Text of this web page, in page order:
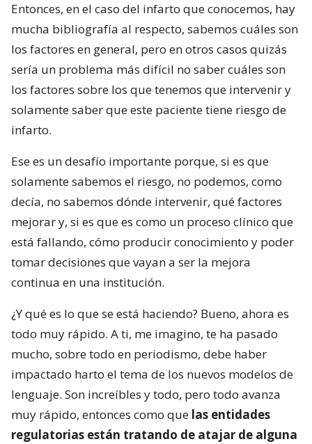
Entonces, en el caso del infarto que conocemos, hay
mucha bibliografía al respecto, sabemos cuáles son
los factores en general, pero en otros casos quizás
sería un problema más difícil no saber cuáles son
los factores sobre los que tenemos que intervenir y
solamente saber que este paciente tiene riesgo de
infarto.
Ese es un desafío importante porque, si es que
solamente sabemos el riesgo, no podemos, como
decía, no sabemos dónde intervenir, qué factores
mejorar y, si es que es como un proceso clínico que
está fallando, cómo producir conocimiento y poder
tomar decisiones que vayan a ser la mejora
continua en una institución.
¿Y qué es lo que se está haciendo? Bueno, ahora es
todo muy rápido. A ti, me imagino, te ha pasado
mucho, sobre todo en periodismo, debe haber
impactado harto el tema de los nuevos modelos de
lenguaje. Son increíbles y todo, pero todo avanza
muy rápido, entonces como que las entidades
regulatorias están tratando de atajar de alguna